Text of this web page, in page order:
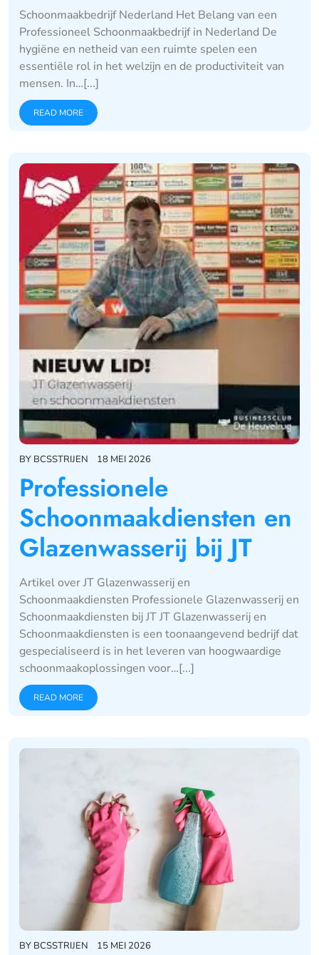
Schoonmaakbedrijf Nederland Het Belang van een
Professioneel Schoonmaakbedrijf in Nederland De
hygiëne en netheid van een ruimte spelen een
essentiële rol in het welzijn en de productiviteit van
mensen. In…[...]
READ MORE
BY BCSSTRIJEN 18 MEI 2026
Professionele
Schoonmaakdiensten en
Glazenwasserij bij JT
Artikel over JT Glazenwasserij en
Schoonmaakdiensten Professionele Glazenwasserij en
Schoonmaakdiensten bij JT JT Glazenwasserij en
Schoonmaakdiensten is een toonaangevend bedrijf dat
gespecialiseerd is in het leveren van hoogwaardige
schoonmaakoplossingen voor…[...]
READ MORE
BY BCSSTRIJEN 15 MEI 2026